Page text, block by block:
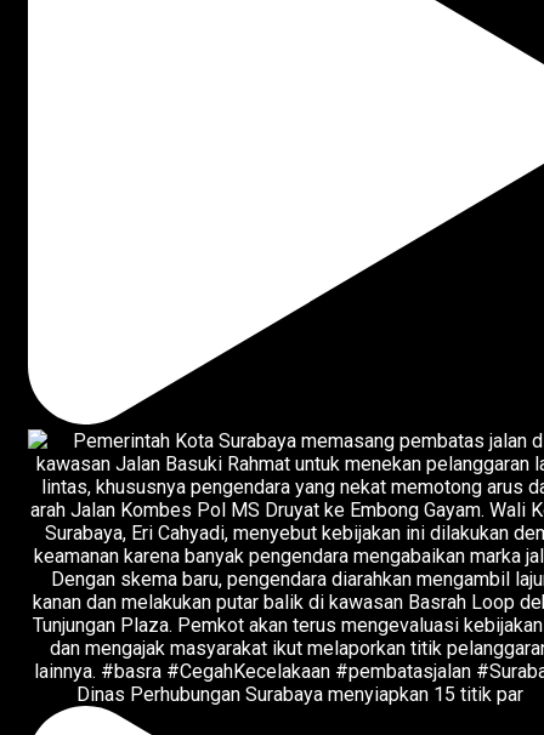
Dinas Perhubungan Surabaya menyiapkan 15 titik par